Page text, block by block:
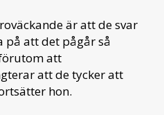
är att de svar
på att det pågår så
att
att de tycker att
hon.